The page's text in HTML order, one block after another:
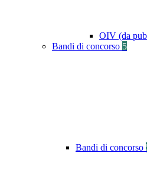
OIV (da
Bandi di concorso 5
Bandi di concorso